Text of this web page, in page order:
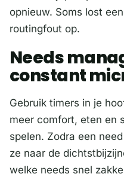
opnieuw. Soms lost
routingfout op.
Needs
constant
Gebruik timers in je
meer comfort, eten en
spelen. Zodra een
ze naar de
welke needs snel